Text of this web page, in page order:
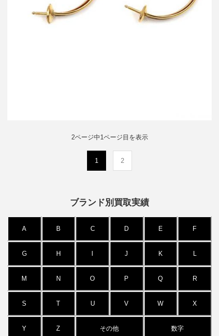
2ページ中1ページ目を表示
1 2
ブランド別買取実績
A B C D E F
G H J K
M N O P Q R
S T U V W X
Y Z その他 数字